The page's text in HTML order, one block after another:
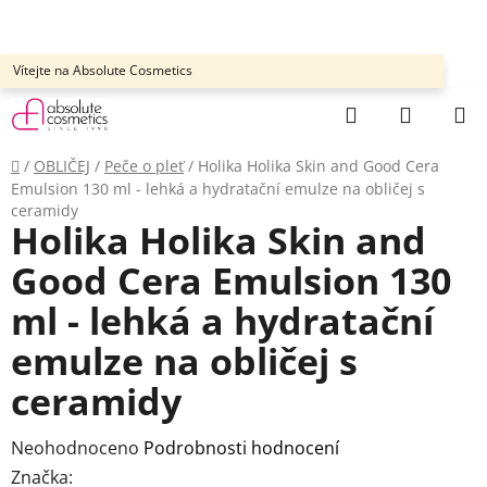
obsah
Vítejte na Absolute Cosmetics
Hledat
Domů
/ OBLIČEJ / Peče o pleť / Holika Holika Skin and Good Cera
Emulsion 130 ml - lehká a hydratační emulze na obličej s
ceramidy
Holika Holika Skin and
Good Cera Emulsion 130
ml - lehká a hydratační
emulze na obličej s
ceramidy
Průměrné
hodnocení
Neohodnoceno Podrobnosti hodnocení
Značka: